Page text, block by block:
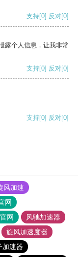
支持[0] 反对[0]
露个人信息，让我非常
支持[0] 反对[0]
支持[0] 反对[0]
风加速
网
网
风驰加速器
旋风加速度器
加速器